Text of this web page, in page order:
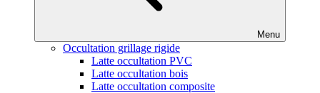
Menu
Occultation grillage rigide
Latte occultation PVC
Latte occultation bois
Latte occultation composite